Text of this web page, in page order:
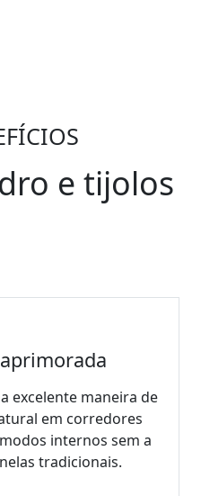
e tijolos
excelente maneira de
em corredores
internos sem a
tradicionais.